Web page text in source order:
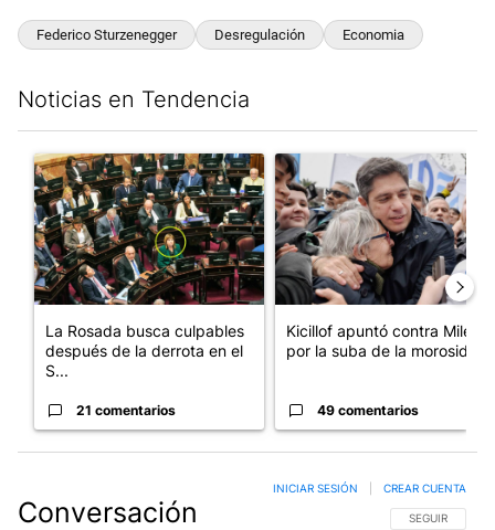
Federico Sturzenegger Desregulación Economia
Noticias en Tendencia
Un artículo de tendencia con el título "La Rosada busca
La Rosada busca culpables
después de la derrota en el
S...
21 comentarios
Un artículo de tendencia con
Kicillof apuntó contra Milei
por la suba de la morosida...
49 comentarios
Conversación SIGA ESTA
SEGUIR
INICIAR SESIÓN CREAR CUENTA